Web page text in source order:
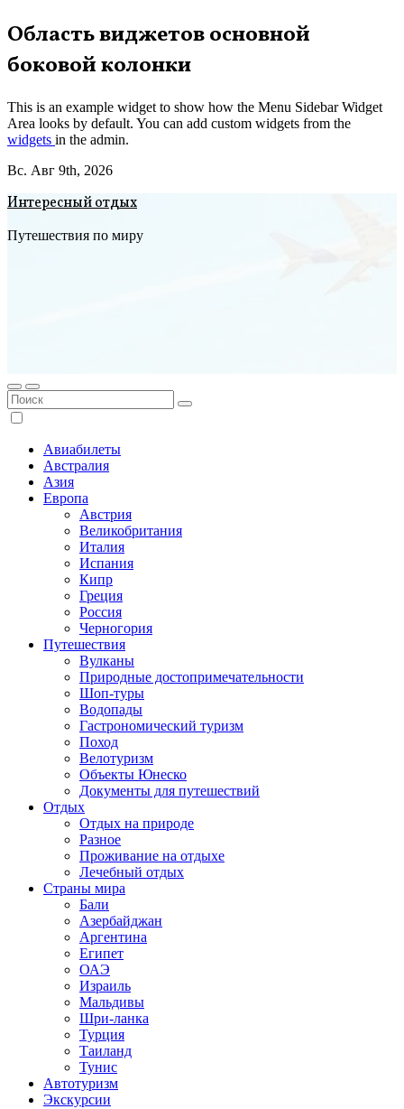
Перейти
к
содержимому
Область виджетов основной
боковой колонки
This is an example widget to show how the Menu Sidebar Widget
Area looks by default. You can add custom widgets from the
widgets in the admin.
Вс. Авг 9th, 2026
Интересный отдых
Путешествия по миру
Авиабилеты
Австралия
Азия
Европа
Австрия
Великобритания
Италия
Испания
Кипр
Греция
Россия
Черногория
Путешествия
Вулканы
Природные достопримечательности
Шоп-туры
Водопады
Гастрономический туризм
Поход
Велотуризм
Объекты Юнеско
Документы для путешествий
Отдых
Отдых на природе
Разное
Проживание на отдыхе
Лечебный отдых
Страны мира
Бали
Азербайджан
Аргентина
Египет
ОАЭ
Израиль
Мальдивы
Шри-ланка
Турция
Таиланд
Тунис
Автотуризм
Экскурсии